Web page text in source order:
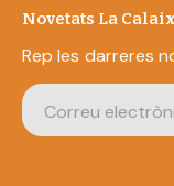
Novetats La
Rep les darreres